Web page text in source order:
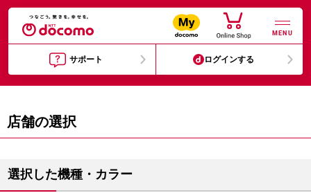
MENU
サポート ログインする
店舗の選択
選択した機種・カラー